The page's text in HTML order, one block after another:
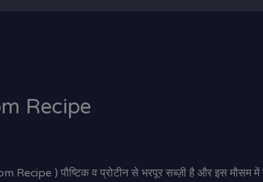
Recipe
Recipe ) पौष्टिक व प्रोटीन से भरपूर सब्ज़ी है और इस मौसम में